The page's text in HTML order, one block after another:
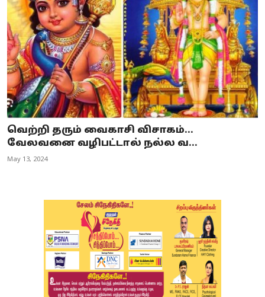
வெற்றி தரும் வைகாசி விசாகம்...
வேலவனை வழிபட்டால் நல்ல வ...
May 13, 2024